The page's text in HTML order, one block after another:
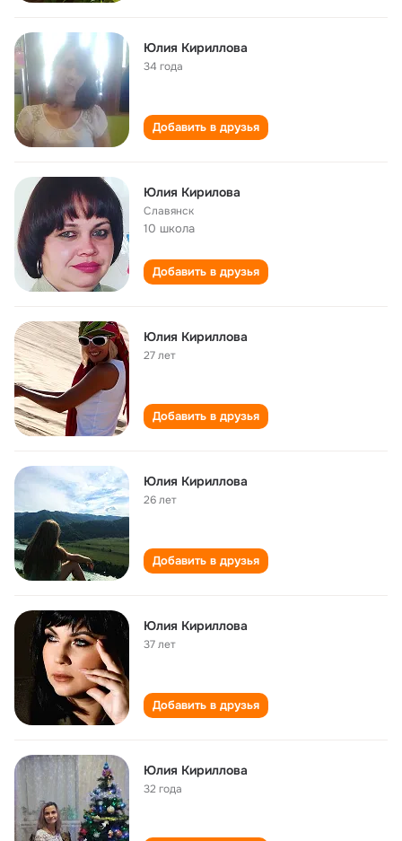
Юлия Кириллова
34 года
Добавить в друзья
Юлия Кирилова
Славянск
10 школа
Добавить в друзья
Юлия Кириллова
27 лет
Добавить в друзья
Юлия Кириллова
26 лет
Добавить в друзья
Юлия Кириллова
37 лет
Добавить в друзья
Юлия Кириллова
32 года